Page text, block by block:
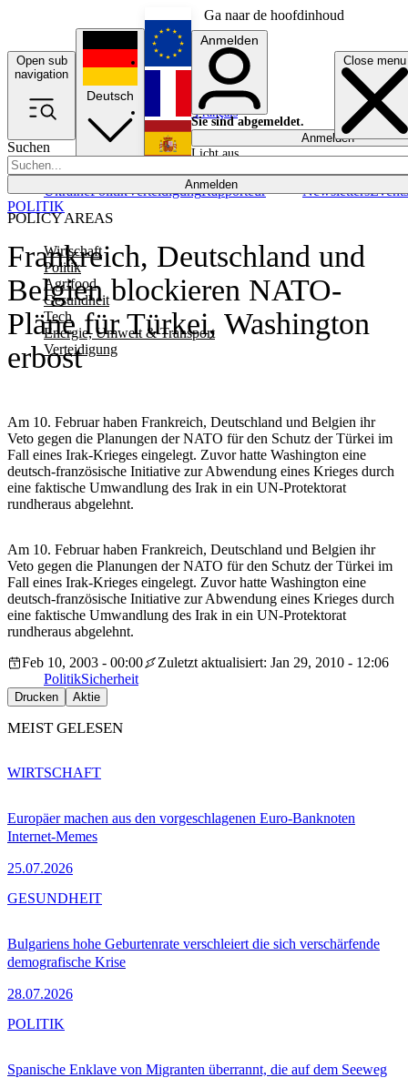
Ga naar de hoofdinhoud
Open sub
navigation
Close menu
Suchen
Anmelden
POLICY AREAS
Wirtschaft
Politik
Agrifood
Gesundheit
Tech
Energie, Umwelt & Transport
Verteidigung
UkrainePolitikVerteidigungRapporteur NewslettersEvents
Deutsch
English
Français
Anmelden
Sie sind abgemeldet.
Anmelden
Licht aus
Frankreich, Deutschland und
Belgien blockieren NATO-
Pläne für Türkei, Washington
erbost
Am 10. Februar haben Frankreich, Deutschland und Belgien ihr
Veto gegen die Planungen der NATO für den Schutz der Türkei im
Fall eines Irak-Krieges eingelegt. Zuvor hatte Washington eine
deutsch-französische Initiative zur Abwendung eines Krieges durch
eine faktische Umwandlung des Irak in ein UN-Protektorat
rundheraus abgelehnt.
POLITIK
Am 10. Februar haben Frankreich, Deutschland und Belgien ihr
Veto gegen die Planungen der NATO für den Schutz der Türkei im
Fall eines Irak-Krieges eingelegt. Zuvor hatte Washington eine
deutsch-französische Initiative zur Abwendung eines Krieges durch
eine faktische Umwandlung des Irak in ein UN-Protektorat
rundheraus abgelehnt.
Feb 10, 2003 - 00:00
Zuletzt aktualisiert: Jan 29, 2010 - 12:06
PolitikSicherheit
Drucken Aktie
MEIST GELESEN
Europäer machen aus den vorgeschlagenen Euro-Banknoten
Internet-Memes
25.07.2026
WIRTSCHAFT
Bulgariens hohe Geburtenrate verschleiert die sich verschärfende
demografische Krise
28.07.2026
GESUNDHEIT
Spanische Enklave von Migranten überrannt, die auf dem Seeweg
POLITIK